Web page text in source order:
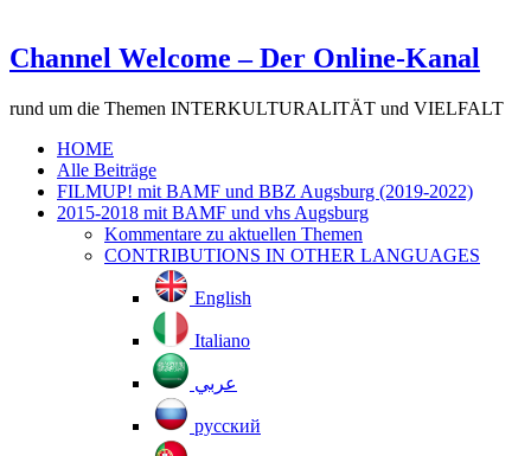
Channel Welcome – Der Online-Kanal
rund um die Themen INTERKULTURALITÄT und VIELFALT
HOME
Alle Beiträge
FILMUP! mit BAMF und BBZ Augsburg (2019-2022)
2015-2018 mit BAMF und vhs Augsburg
Kommentare zu aktuellen Themen
CONTRIBUTIONS IN OTHER LANGUAGES
English
Italiano
عربي
русский